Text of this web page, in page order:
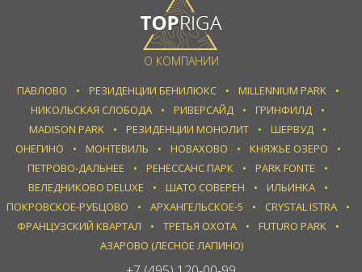
О КОМПАНИИ
ПАВЛОВО РЕЗИДЕНЦИИ БЕНИЛЮКС
MILLENNIUM PARK
НИКОЛЬСКАЯ СЛОБОДА
РИВЕРСАЙД
ГРИНФИЛД
MADISON PARK
РЕЗИДЕНЦИИ МОНОЛИТ
ШЕРВУД
ОНЕГИНО
МОНТЕВИЛЬ НОВАХОВО
КНЯЖЬЕ ОЗЕРО
ПЕТРОВО-ДАЛЬНЕЕ
РЕНЕССАНС ПАРК
PARK FONTE
ВЕЛЕДНИКОВО DELUXE
ШАТО СОВЕРЕН
ИЛЬИНКА
ПОКРОВСКОЕ-РУБЦОВО
АРХАНГЕЛЬСКОЕ-5
CRYSTAL ISTRA
ФРАНЦУЗСКИЙ КВАРТАЛ
ТРЕТЬЯ ОХОТА
FUTURO PARK
АЗАРОВО (ЛЕСНОЕ ЛАПИНО)